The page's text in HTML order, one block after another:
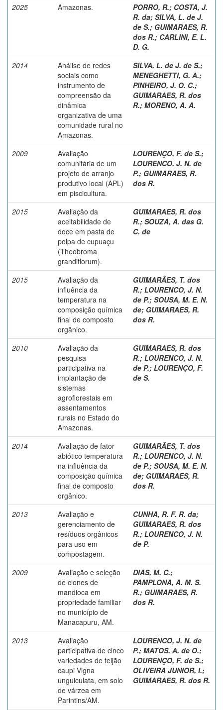
2025
Amazonas. PORRO, R.; COSTA, J.
R. da; SILVA, L. de J.
de S.; GUIMARAES, R.
dos R.; CARLINI, E. L.
D. G.
2014
Análise de redes
sociais como
instrumento de
compreensão da
dinâmica
organizativa de uma
comunidade rural no
Amazonas.
SILVA, L. de J. de S.;
MENEGHETTI, G. A.;
PINHEIRO, J. O. C.;
GUIMARAES, R. dos
R.; MORENO, A. A.
2009
Avaliação
comunitária de um
projeto de arranjo
produtivo local (APL)
em piscicultura.
LOURENÇO, F. de S.;
LOURENCO, J. N. de
P.; GUIMARAES, R.
dos R.
2015
Avaliação da
aceitabilidade de
doce em pasta de
polpa de cupuaçu
(Theobroma
grandiflorum).
GUIMARAES, R. dos
R.; SOUZA, A. das G.
C. de
2015
Avaliação da
influência da
temperatura na
composição química
final de composto
orgânico.
GUIMARÃES, T. dos
R.; LOURENCO, J. N.
de P.; SOUSA, M. E. N.
de; GUIMARAES, R.
dos R.
2010
Avaliação da
pesquisa
participativa na
implantação de
sistemas
agroflorestais em
assentamentos
rurais no Estado do
Amazonas.
GUIMARAES, R. dos
R.; LOURENCO, J. N.
de P.; LOURENÇO, F.
de S.
2014
Avaliação de fator
abiótico temperatura
na influência da
composição química
final de composto
orgânico.
GUIMARÃES, T. dos
R.; LOURENCO, J. N.
de P.; SOUSA, M. E. N.
de; GUIMARAES, R.
dos R.
2013
Avaliação e
gerenciamento de
resíduos orgânicos
para uso em
compostagem.
CUNHA, R. F. R. da;
GUIMARAES, R. dos
R.; LOURENCO, J. N.
de P.
2009
Avaliação e seleção
de clones de
mandioca em
propriedade familiar
no município de
Manacapuru, AM.
DIAS, M. C.;
PAMPLONA, A. M. S.
R.; GUIMARAES, R.
dos R.
2013
Avaliação
participativa de cinco
variedades de feijão
caupi Vigna
unguiculata, em solo
de várzea em
Parintins/AM.
LOURENCO, J. N. de
P.; MATOS, A. de O.;
LOURENÇO, F. de S.;
OLIVEIRA JUNIOR, I.;
GUIMARAES, R. dos R.